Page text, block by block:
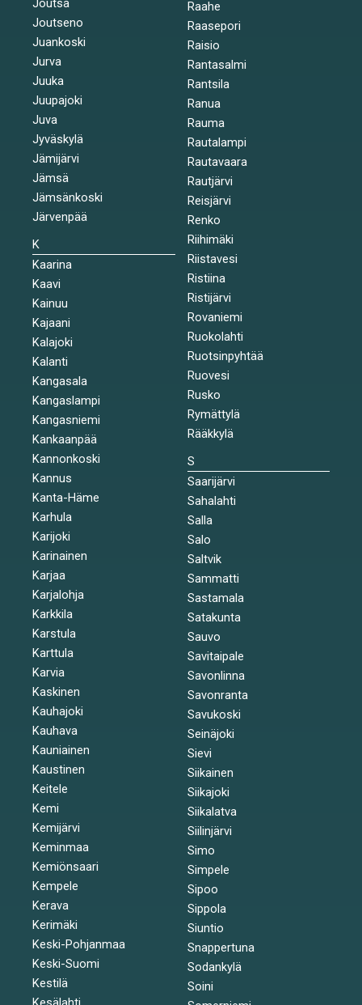
Joutsa
Joutseno
Juankoski
Jurva
Juuka
Juupajoki
Juva
Jyväskylä
Jämijärvi
Jämsä
Jämsänkoski
Järvenpää
K
Kaarina
Kaavi
Kainuu
Kajaani
Kalajoki
Kalanti
Kangasala
Kangaslampi
Kangasniemi
Kankaanpää
Kannonkoski
Kannus
Kanta-Häme
Karhula
Karijoki
Karinainen
Karjaa
Karjalohja
Karkkila
Karstula
Karttula
Karvia
Kaskinen
Kauhajoki
Kauhava
Kauniainen
Kaustinen
Keitele
Kemi
Kemijärvi
Keminmaa
Kemiönsaari
Kempele
Kerava
Kerimäki
Keski-Pohjanmaa
Keski-Suomi
Kestilä
Raahe
Raasepori
Raisio
Rantasalmi
Rantsila
Ranua
Rauma
Rautalampi
Rautavaara
Rautjärvi
Reisjärvi
Renko
Riihimäki
Riistavesi
Ristiina
Ristijärvi
Rovaniemi
Ruokolahti
Ruotsinpyhtää
Ruovesi
Rusko
Rymättylä
Rääkkylä
S
Saarijärvi
Sahalahti
Salla
Salo
Saltvik
Sammatti
Sastamala
Satakunta
Sauvo
Savitaipale
Savonlinna
Savonranta
Savukoski
Seinäjoki
Sievi
Siikainen
Siikajoki
Siikalatva
Siilinjärvi
Simo
Simpele
Sipoo
Sippola
Siuntio
Snappertuna
Sodankylä
Soini